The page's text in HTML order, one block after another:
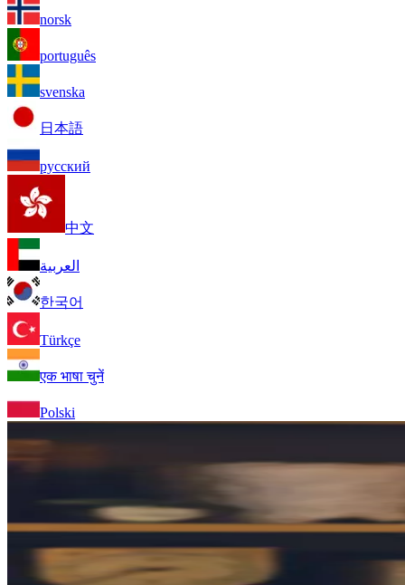
norsk
português
svenska
日本語
русский
中文
العربية
한국어
Türkçe
एक भाषा चुनें
Polski